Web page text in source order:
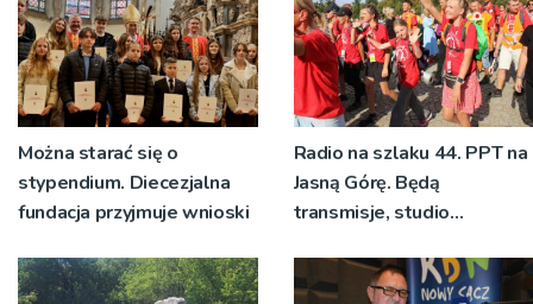
Można starać się o
stypendium. Diecezjalna
fundacja przyjmuje wnioski
Radio na szlaku 44. PPT na
Jasną Górę. Będą
transmisje, studio
pozdrowienia